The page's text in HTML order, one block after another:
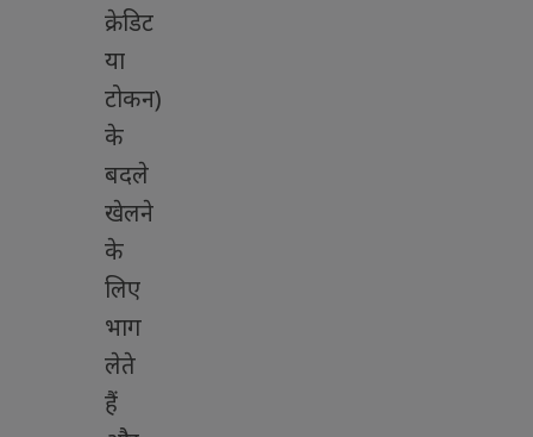
क्रेडिट
या
टोकन)
के
बदले
खेलने
के
लिए
भाग
लेते
हैं